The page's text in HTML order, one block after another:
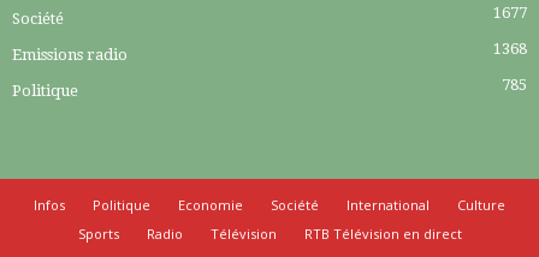
Société 1677
Emissions radio 1368
Politique 785
Infos Politique Economie Société International
Culture
Sports
Radio Télévision
RTB Télévision en direct